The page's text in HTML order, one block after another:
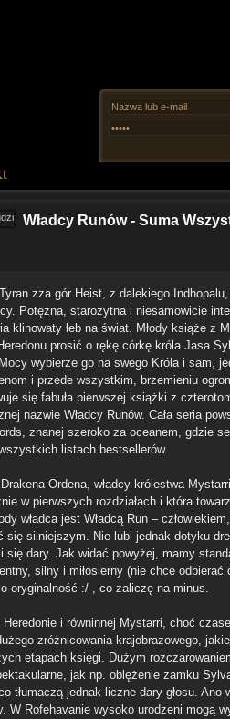
Władcy Runów - Suma
zza gór Heist, z dalekiego
Potężna, starożytna i niesamowicie
klinowaty łeb na świat. Młody książe z
prosić o rękę córkę króla Jasa
wybierze go na swego Króla i sam,
i przede wszystkim, brzemieniu
się fabuła pierwszej książki z
nazwie Władcy Runów. Cała seria
znanej szeroko za oceanem, gdzie
listach bestsellerów.
Ordena, władcy królestwa
w pierwszych rozdziałach i która
władca jest Władcą Run –
silniejszym. Nie lubi jednak dotyku
się dary. Jak widać powyżej, mamy
silny i miłosierny (nie chce odbierać
oryginalność :/ , co zaliczę na minus.
i równinnej Mystarri, choć
zróżnicowania krajobrazowego,
etapach księgi. Dużym
jak np. oblężenie zamku
tłumaczą jednak liczne dary głosu. Ano
W Rofehavanie wysoko urodzeni mogą